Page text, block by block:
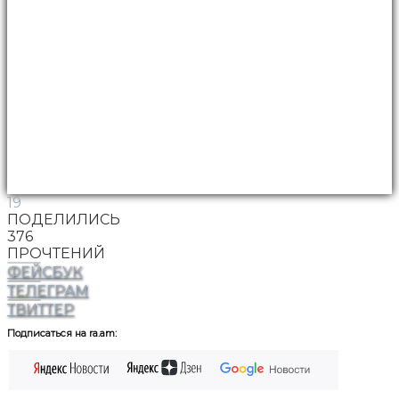
19
ПОДЕЛИЛИСЬ
376
ПРОЧТЕНИЙ
ФЕЙСБУК
ТЕЛЕГРАМ
ТВИТТЕР
Подписаться на ra.am: